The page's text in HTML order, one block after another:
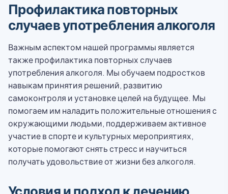
Профилактика повторных
случаев употребления алкоголя
Важным аспектом нашей программы является
также профилактика повторных случаев
употребления алкоголя. Мы обучаем подростков
навыкам принятия решений, развитию
самоконтроля и установке целей на будущее. Мы
помогаем им наладить положительные отношения с
окружающими людьми, поддерживаем активное
участие в спорте и культурных мероприятиях,
которые помогают снять стресс и научиться
получать удовольствие от жизни без алкоголя.